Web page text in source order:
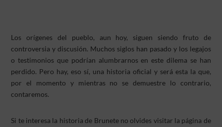
Los orígenes del pueblo, aun hoy, siguen siendo fruto de
controversia y discusión. Muchos siglos han pasado y los legajos
o testimonios que podrían alumbrarnos en este dilema se han
perdido. Pero hay, eso sí, una historia oficial y será esta la que,
por el momento y mientras no se demuestre lo contrario,
contaremos.
Si te interesa la historia de Brunete no olvides visitar la página de